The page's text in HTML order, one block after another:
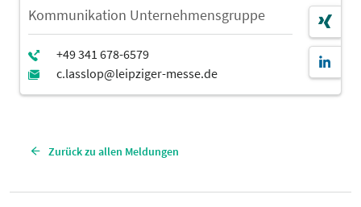
Kommunikation Unternehmensgruppe
Zurück zu allen Meldungen